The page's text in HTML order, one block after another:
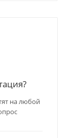
на любой